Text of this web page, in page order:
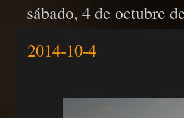
sábado, 4 de octubre
2014-10-4